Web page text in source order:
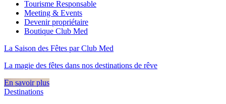
Tourisme Responsable
Meeting & Events
Devenir propriétaire
Boutique Club Med
La Saison des Fêtes par Club Med
La magie des fêtes dans nos destinations de rêve​
En savoir plus
Destinations